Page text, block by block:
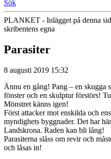
Sök
PLANKET - Inlägget på denna
skribentens egna
Parasiter
8 augusti 2019 15:32
Ännu en gång! Pang – en skugga
fönster och en skulptur förstörs!
Mönstret känns igen!
Först attacker mot enskilda och
myndighets byggnader. Det har
Landskrona. Raden kan bli lång!
Parasiterna slåss om revir och
och låsas in!